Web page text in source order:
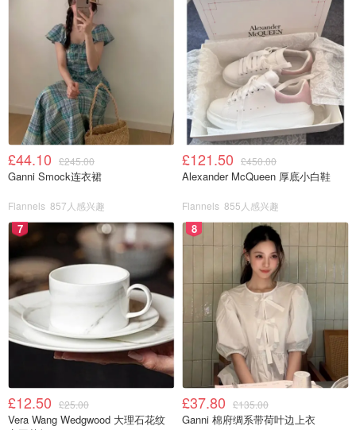
£44.10 £245.00
Ganni Smock连衣裙
Flannels 857人感兴趣
£121.50 £450.00
Alexander McQueen 厚底小白鞋
Flannels 855人感兴趣
7
£12.50 £25.00
Vera Wang Wedgwood 大理石花纹
8
£37.80 £135.00
Ganni 棉府绸系带荷叶边上衣